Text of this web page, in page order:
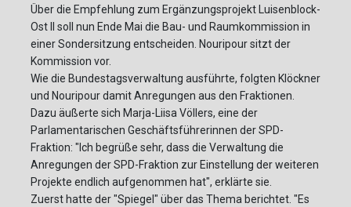
Über die Empfehlung zum Ergänzungsprojekt Luisenblock-
Ost II soll nun Ende Mai die Bau- und Raumkommission in
einer Sondersitzung entscheiden. Nouripour sitzt der
Kommission vor.
Wie die Bundestagsverwaltung ausführte, folgten Klöckner
und Nouripour damit Anregungen aus den Fraktionen.
Dazu äußerte sich Marja-Liisa Völlers, eine der
Parlamentarischen Geschäftsführerinnen der SPD-
Fraktion: "Ich begrüße sehr, dass die Verwaltung die
Anregungen der SPD-Fraktion zur Einstellung der weiteren
Projekte endlich aufgenommen hat", erklärte sie.
Zuerst hatte der "Spiegel" über das Thema berichtet. "Es